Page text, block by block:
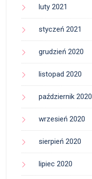
luty 2021
styczeń 2021
grudzień 2020
listopad 2020
październik 2020
wrzesień 2020
sierpień 2020
lipiec 2020